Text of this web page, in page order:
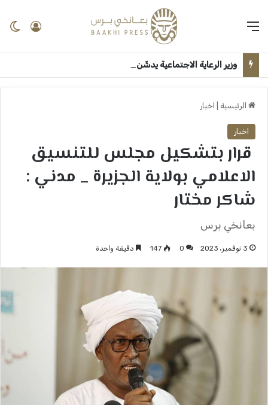
الرئيسية اخبار
اخبار
قرار بتشكيل مجلس للتنسيق
الاعلامي بولاية الجزيرة _ مدني :
شاكر مختار
بعانخي برس
3 نوفمبر، 2023 0
147 دقيقة واحدة